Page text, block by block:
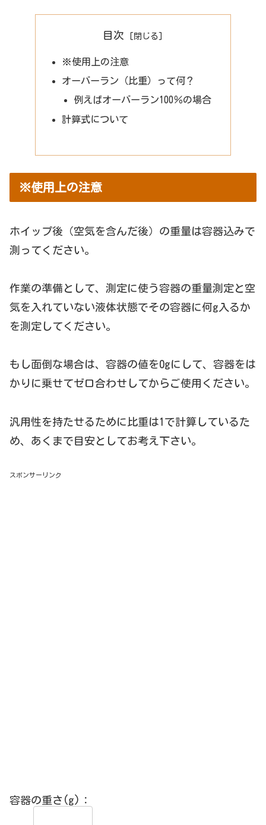
目次
※使用上の注意
オーバーラン（比重）って何？
例えばオーバーラン100％の場合
計算式について
※使用上の注意
ホイップ後（空気を含んだ後）の重量は容器込みで
測ってください。
作業の準備として、測定に使う容器の重量測定と空
気を入れていない液体状態でその容器に何g入るか
を測定してください。
もし面倒な場合は、容器の値を0gにして、容器をは
かりに乗せてゼロ合わせしてからご使用ください。
汎用性を持たせるために比重は1で計算しているた
め、あくまで目安としてお考え下さい。
スポンサーリンク
容器の重さ(g)：